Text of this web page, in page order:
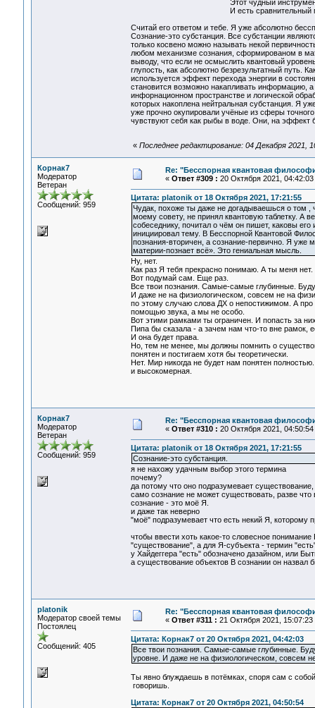
Этот чудный
И есть сравнительный
Считай его ответом и тебе. Я уже абсолютно
Сознание-это субстанция. Все субстанции
только косвено можно называть некой
любом механизме сознания, сформированом в
выводу, что если не осмыслить квантовый
глупость, как абсолютно безрезультатный путь.
используется эффект перехода энергии в
становится возможно накапливать информацию,
инфорнационном пространстве и логической
которых накоплена нейтральная субстанция. Я
уже прочно окупировали учёные из сферы
чувствуют себя как рыбы в воде. Они, на эффект
« Последнее редактирование: 04 Декабря 2021,
Корнак7
Модератор
Ветеран
Сообщений: 959
Re: "Бесспорная квантовая
« Ответ #309 : 20 Октября 2021, 04:42:03
Цитата: platonik от 18 Октября 2021, 17:21:55
Чудак, похоже ты даже не догадываешься о том ,
моему совету, не принял квантовую таблетку. А
собеседнику, почитал о чём он пишет, каковы
инициировал тему. В Бесспорной Квантовой
познания-вторичен, а сознание-первично. Я уже
материи-познает всё». Это гениальная мысль.
Ну, нет.
Как раз Я тебя прекрасно понимаю. А ты меня нет.
Вот подумай сам. Еще раз.
Все твои познания. Самые-самые глубинные.
И даже не на физиологическом, совсем не на
по этому случаю слова ДХ о непостижимом. А
помощью звука, а мы не особо.
Вот этими рамками ты ограничен. И попасть за
Пипа бы сказала - а зачем нам что-то вне рамок,
И она будет права.
Но, тем не менее, мы должны помнить о
понятен и постигаем хотя бы теоретически.
Нет. Мир никогда не будет нам понятен
и высокомерная.
Корнак7
Модератор
Ветеран
Сообщений: 959
Re: "Бесспорная квантовая
« Ответ #310 : 20 Октября 2021, 04:50:54
Цитата: platonik от 18 Октября 2021, 17:21:55
Сознание-это субстанция.
я не нахожу удачным выбор этого термина
почему?
да потому что оно подразумевает
само сознание не может существовать, разве что
сознание - это моё Я.
и даже так неверно
"моё" подразумевает что есть некий Я, которому
чтобы ввести хоть какое-то словесное
"существование", а для Я-субъекта - термин
у Хайдеггера "есть" обозначено дазайном, или
а существование объектов В сознании он назвал
platonik
Модератор своей темы
Постоялец
Сообщений: 405
Re: "Бесспорная квантовая
« Ответ #311 : 21 Октября 2021, 15:07:23
Цитата: Корнак7 от 20 Октября 2021, 04:42:03
Все твои познания. Самые-самые глубинные.
уровне. И даже не на физиологическом, совсем
Ты явно блуждаешь в потёмках, споря сам с
говоришь.
Цитата: Корнак7 от 20 Октября 2021, 04:50:54